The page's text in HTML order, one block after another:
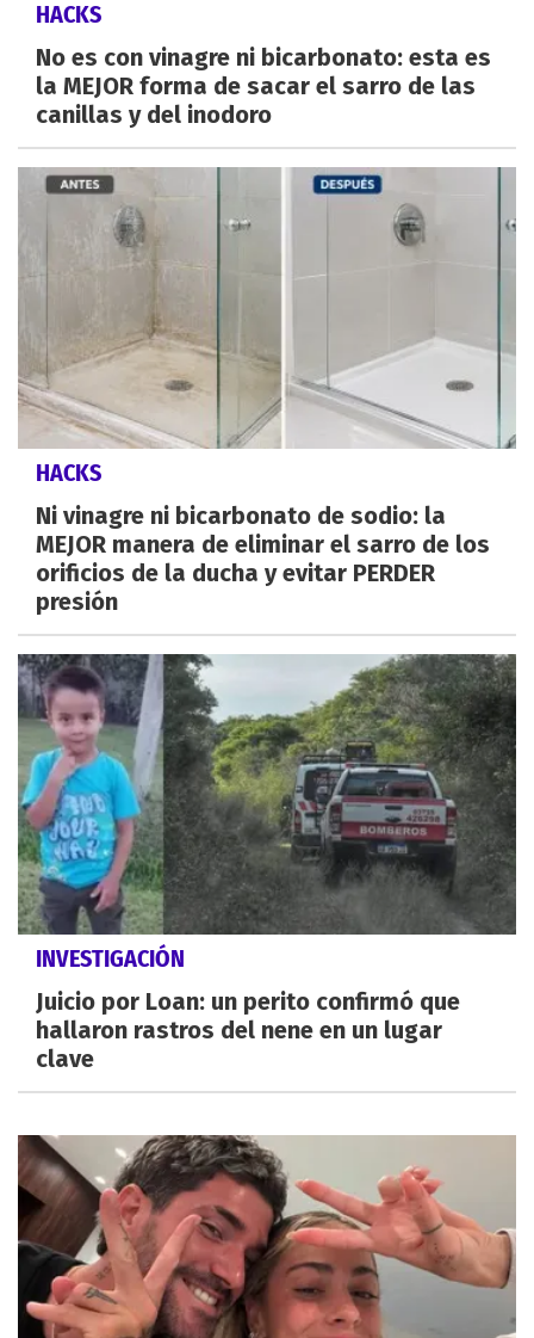
HACKS
No es con vinagre ni bicarbonato: esta es
la MEJOR forma de sacar el sarro de las
canillas y del inodoro
HACKS
Ni vinagre ni bicarbonato de sodio: la
MEJOR manera de eliminar el sarro de los
orificios de la ducha y evitar PERDER
presión
INVESTIGACIÓN
Juicio por Loan: un perito confirmó que
hallaron rastros del nene en un lugar
clave